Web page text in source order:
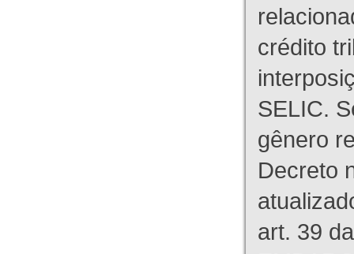
crédito
SELIC.
gênero
Decreto
art. 39